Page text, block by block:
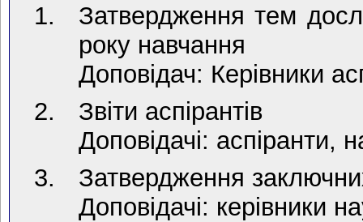
Затвердження тем
року навчання
Доповідач: Керівники
Звіти аспірантів
Доповідачі: аспіранти,
Затвердження
Доповідачі: керівники